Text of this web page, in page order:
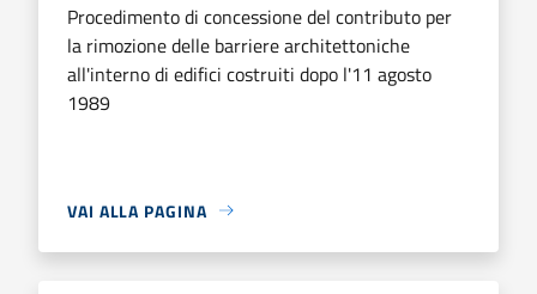
Procedimento di concessione del contributo per
la rimozione delle barriere architettoniche
all'interno di edifici costruiti dopo l'11 agosto
1989
VAI ALLA PAGINA